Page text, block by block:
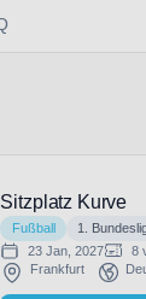
Sitzplatz Kurve
Fußball
1.
23 Jan, 2027
8
Frankfurt